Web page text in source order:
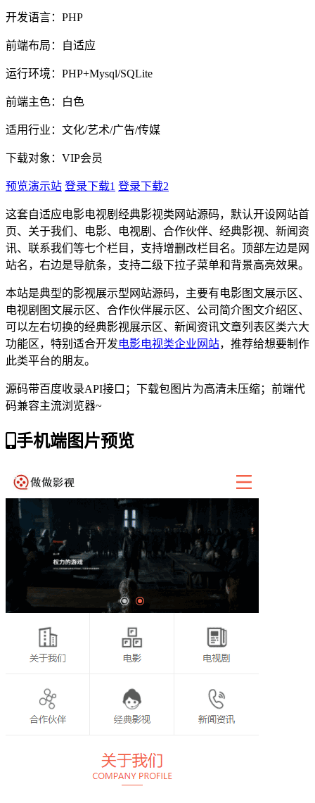
开发语言：PHP
前端布局：自适应
运行环境：PHP+Mysql/SQLite
前端主色：白色
适用行业：文化/艺术/广告/传媒
下载对象：VIP会员
预览演示站 登录下载1 登录下载2
这套自适应电影电视剧经典影视类网站源码，默认开设网站首
页、关于我们、电影、电视剧、合作伙伴、经典影视、新闻资
讯、联系我们等七个栏目，支持增删改栏目名。顶部左边是网
站名，右边是导航条，支持二级下拉子菜单和背景高亮效果。
本站是典型的影视展示型网站源码，主要有电影图文展示区、
电视剧图文展示区、合作伙伴展示区、公司简介图文介绍区、
可以左右切换的经典影视展示区、新闻资讯文章列表区类六大
功能区，特别适合开发电影电视类企业网站，推荐给想要制作
此类平台的朋友。
源码带百度收录API接口；下载包图片为高清未压缩；前端代
码兼容主流浏览器~
手机端图片预览